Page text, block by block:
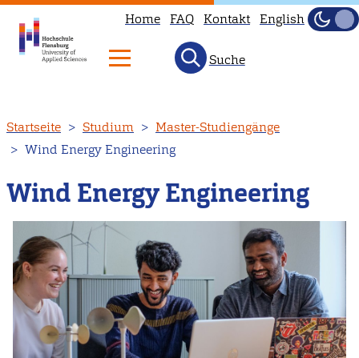
zum
Inhalt
Home FAQ Kontakt English
Hell
Suche
Startseite Studium
Master-Studiengänge
Wind Energy Engineering
Wind Energy Engineering